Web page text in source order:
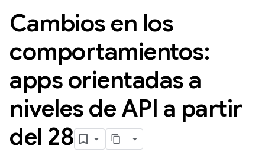
Cambios en los
comportamientos:
apps orientadas a
niveles de API a partir
del 28